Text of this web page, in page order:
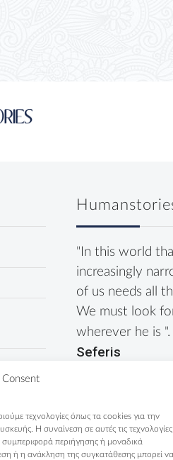
Consent
τεχνολογίες όπως τα cookies για την
Η συναίνεση σε αυτές τις
συμπεριφορά περιήγησης ή μοναδικά
ή η ανάκληση της συγκατάθεσης μπορεί να
"In this world
increasingly
of us needs all
We must look
wherever he is ".
Seferis